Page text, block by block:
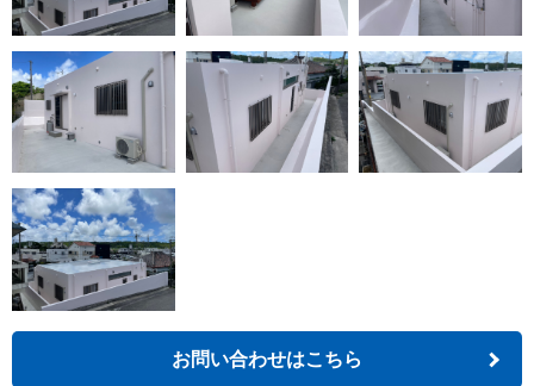
お問い合わせはこちら